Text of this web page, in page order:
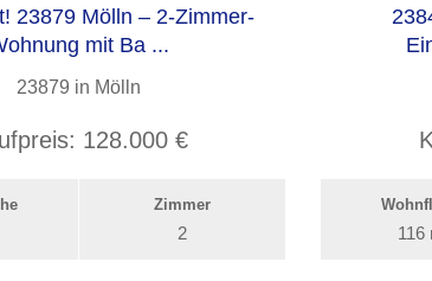
23879 Mölln – 2-Zimmer-
mit Ba ...
23879 in Mölln
128.000 €
Zimmer
2 116